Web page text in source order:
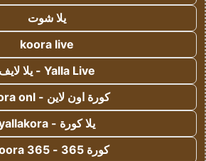
يلا شوت
koora live
Yalla Live - يلا لايف
كورة اون لاين - koora onl
يلا كورة - yallakora
كورة 365 - kooora 365